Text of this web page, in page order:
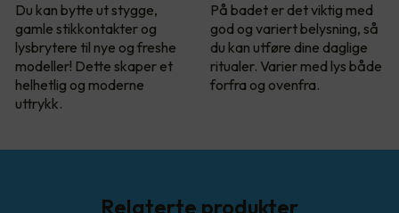
Du kan bytte ut stygge,
gamle stikkontakter og
lysbrytere til nye og freshe
modeller! Dette skaper et
helhetlig og moderne
uttrykk.
På badet er det viktig med
god og variert belysning, så
du kan utføre dine daglige
ritualer. Varier med lys både
forfra og ovenfra.
Relaterte produkter